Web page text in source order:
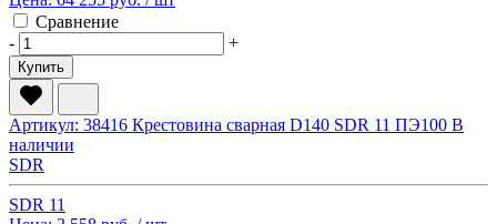
Сравнение
-
+
Купить
Артикул: 38416 Крестовина сварная D140 SDR 11 ПЭ100 В
наличии
SDR
SDR 11